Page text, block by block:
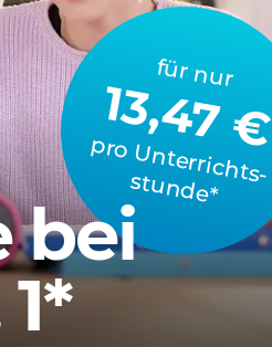
für nur
13,47 €
p
ro
U
n
te
rrich
ts­
stu
n
d
e
*
bei